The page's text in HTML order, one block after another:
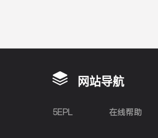
网站导航
5EPL 在线帮助